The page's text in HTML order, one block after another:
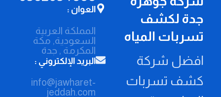
جدة لكشف
تسربات المياه
افضل شركة
كشف تسربات
العوان :
المملكة العربية
السعودية, مكة
المكرمة , جدة
البريد الإلكتروني :
info@jawharet-
jeddah.com